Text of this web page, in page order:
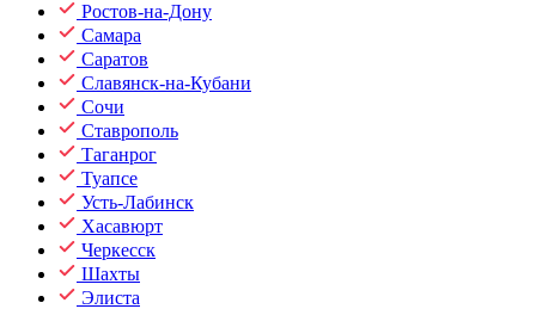
Ростов-на-Дону
Самара
Саратов
Славянск-на-Кубани
Сочи
Ставрополь
Таганрог
Туапсе
Усть-Лабинск
Хасавюрт
Черкесск
Шахты
Элиста